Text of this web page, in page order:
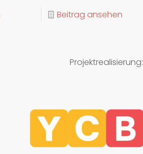
Beitrag ansehen
Projektrealisierung: